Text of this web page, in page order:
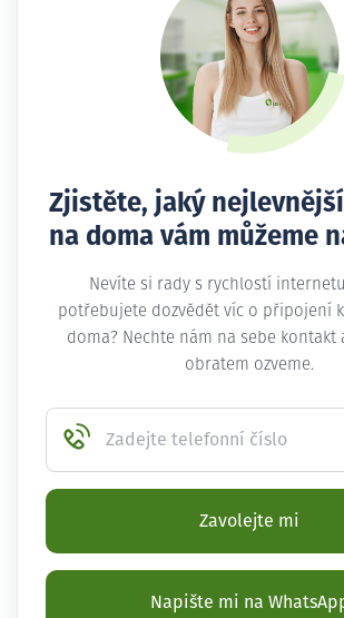
Zjistěte, jaký
na doma vám můžeme
Nevíte si rady s rychlostí
potřebujete dozvědět víc o připojení
doma? Nechte nám na sebe kontakt
obratem ozveme.
Zadejte telefonní číslo
Zavolejte mi
Napište mi na